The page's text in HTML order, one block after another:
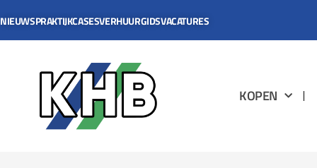
NIEUWSPRAKTIJKCASESVERHUURGIDSVACATURES
KOPEN